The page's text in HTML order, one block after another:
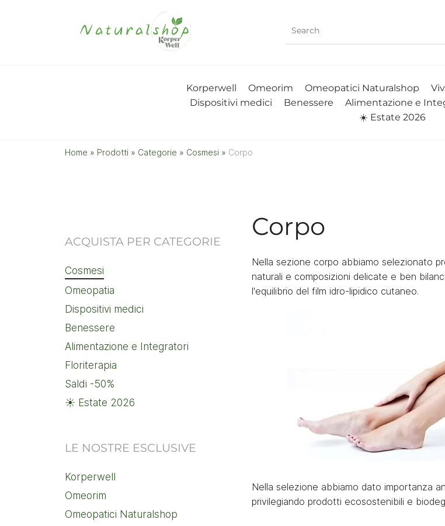
Korperwell Omeorim Omeopatici Naturalshop
Dispositivi medici
Benessere Alimentazione e
☀️ Estate 2026
Home » Prodotti » Categorie » Cosmesi » Corpo
ACQUISTA PER CATEGORIE
Cosmesi
Omeopatia
Dispositivi medici
Benessere
Alimentazione e Integratori
Floriterapia
Saldi -50%
☀️ Estate 2026
LE NOSTRE ESCLUSIVE
Korperwell
Omeorim
Omeopatici Naturalshop
Corpo
Nella sezione corpo abbiamo selezionato
naturali e composizioni delicate e ben
l'equilibrio del film idro-lipidico cutaneo.
Nella selezione abbiamo dato importanza
privilegiando prodotti ecosostenibili e